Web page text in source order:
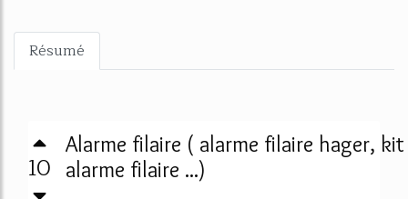
Résumé
10
Alarme filaire ( alarme filaire hager, kit
alarme filaire ...)